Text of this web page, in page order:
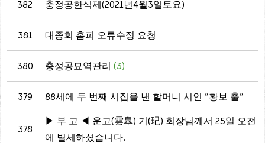
382 충정공한식제(2021년4월3일토요)
381 대종회 홈피 오류수정 요청
380 충정공묘역관리 (3)
379 88세에 두 번째 시집을 낸 할머니 시인 "황보 출"
378
▶ 부 고 ◀ 운고(雲皐) 기(玘) 회장님께서 25일 오전
에 별세하셨습니다.